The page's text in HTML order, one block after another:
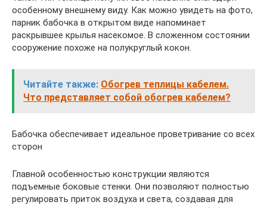
особенному внешнему виду. Как можно увидеть на фото,
парник бабочка в открытом виде напоминает
раскрывшее крылья насекомое. В сложенном состоянии
сооружение похоже на полукруглый кокон.
Читайте также: Обогрев теплицы кабелем.
Что представляет собой обогрев кабелем?
Бабочка обеспечивает идеальное проветривание со всех
сторон
Главной особенностью конструкции являются
подъемные боковые стенки. Они позволяют полностью
регулировать приток воздуха и света, создавая для